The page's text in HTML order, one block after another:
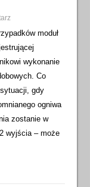
moduł
wykonanie
Co
gdy
ogniwa
zostanie w
wyjścia – może